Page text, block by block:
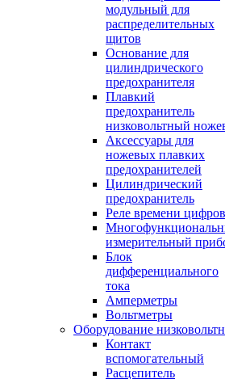
модульный для
распределительных
щитов
Основание для
цилиндрического
предохранителя
Плавкий
предохранитель
низковольтный
Аксессуары для
ножевых плавких
предохранителей
Цилиндрический
предохранитель
Реле времени
измерительный
Блок
дифференциального
тока
Амперметры
Вольтметры
Оборудование
Контакт
вспомогательный
Расцепитель